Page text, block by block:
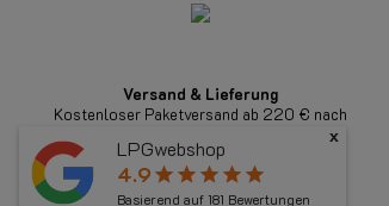
Versand & Lieferung
Kostenloser Paketversand ab 220 € nach
LPGwebshop
4.9 star star star star star
Basierend auf 181 Bewertungen
x